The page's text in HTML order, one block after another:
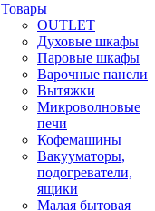
Товары
OUTLET
Духовые шкафы
Паровые шкафы
Варочные панели
Вытяжки
Микроволновые
печи
Кофемашины
Вакууматоры,
подогреватели,
ящики
Малая бытовая